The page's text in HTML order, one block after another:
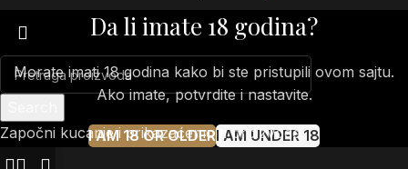
Započni kucanje i prikazaćemo ti proizvode...
Da li imate 18 godina?
Morate imati 18 godina kako bi ste pristupili ovom sajtu.
Ako imate, potvrdite i nastavite.
I AM 18 OR OLDERI AM UNDER 18